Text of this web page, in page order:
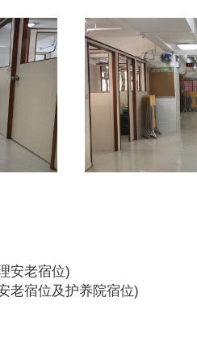
安老宿位)
老宿位及护养院宿位)